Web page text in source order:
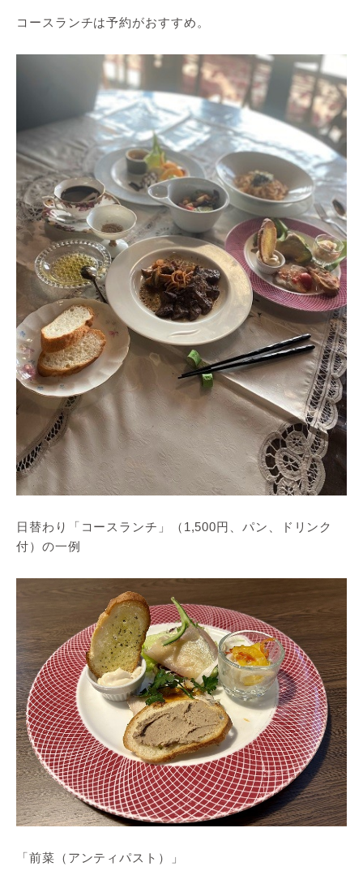
コースランチは予約がおすすめ。
日替わり「コースランチ」（1,500円、パン、ドリンク
付）の一例
「前菜（アンティパスト）」